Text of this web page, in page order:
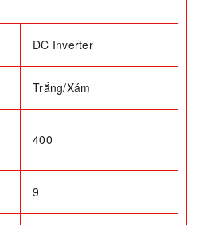
DC Inverter
Trắng/Xám
400
9